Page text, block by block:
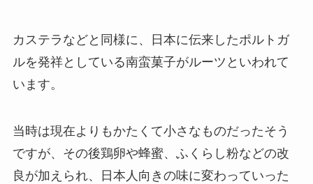
カステラなどと同様に、日本に伝来したポルトガ
ルを発祥としている南蛮菓子がルーツといわれて
います。
当時は現在よりもかたくて小さなものだったそう
ですが、その後鶏卵や蜂蜜、ふくらし粉などの改
良が加えられ、日本人向きの味に変わっていった